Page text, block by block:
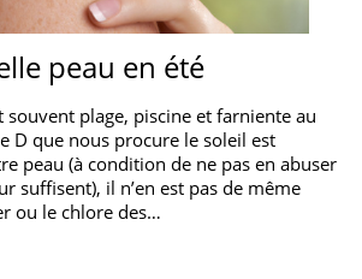
peau en été
souvent plage, piscine et farniente au
D que nous procure le soleil est
peau (à condition de ne pas en abuser
suffisent), il n’en est pas de même
ou le chlore des…